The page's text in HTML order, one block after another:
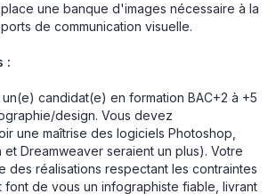
une banque d'images nécessaire à la
de communication visuelle.
:
candidat(e) en formation BAC+2 à +5
design. Vous devez
une maîtrise des logiciels Photoshop,
et Dreamweaver seraient un plus). Votre
des réalisations respectant les contraintes
font de vous un infographiste fiable, livrant